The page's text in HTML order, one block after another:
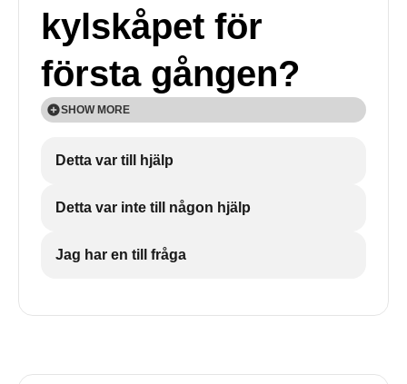
kylskåpet för
första gången?
SHOW MORE
Detta var till hjälp
Detta var inte till någon hjälp
Jag har en till fråga